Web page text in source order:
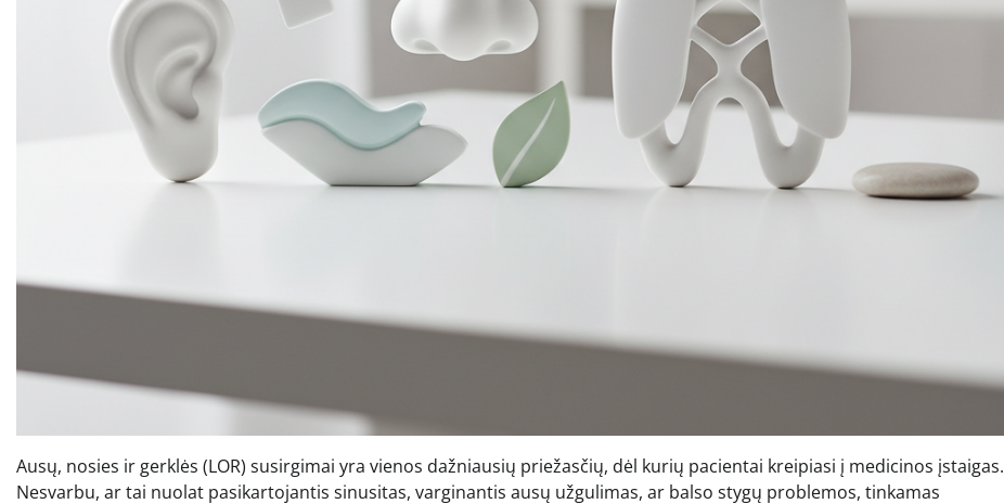
Ausų, nosies ir gerklės (LOR) susirgimai yra vienos dažniausių priežasčių, dėl kurių pacientai kreipiasi į medicinos įstaigas.
Nesvarbu, ar tai nuolat pasikartojantis sinusitas, varginantis ausų užgulimas, ar balso stygų problemos, tinkamas